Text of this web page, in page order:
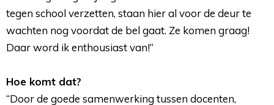
tegen school verzetten, staan hier al voor de deur te
wachten nog voordat de bel gaat. Ze komen graag!
Daar word ik enthousiast van!“
Hoe komt dat?
“Door de goede samenwerking tussen docenten,